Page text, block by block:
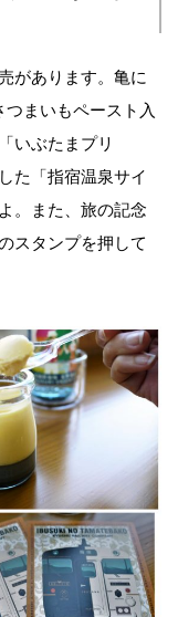
があります。亀に
まいもペースト入
いぶたまプリ
た「指宿温泉サイ
。また、旅の記念
スタンプを押して